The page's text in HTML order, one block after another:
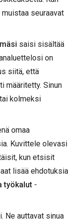
seuraavat
saisi sisältää
on
siitä, että
määritetty. Sinun
kolmeksi
omaa
Kuvittele olevasi
kun etsisit
lisää ehdotuksia
työkalut -
Ne auttavat sinua